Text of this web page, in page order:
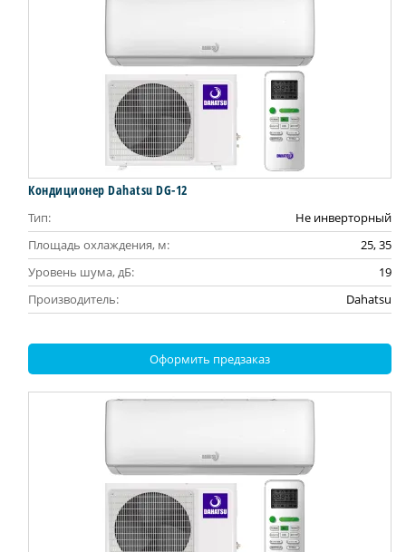
Кондиционер Dahatsu DG-12
Тип:
Не инверторный
Площадь охлаждения, м:
25, 35
Уровень шума, дБ:
19
Производитель:
Dahatsu
Оформить предзаказ